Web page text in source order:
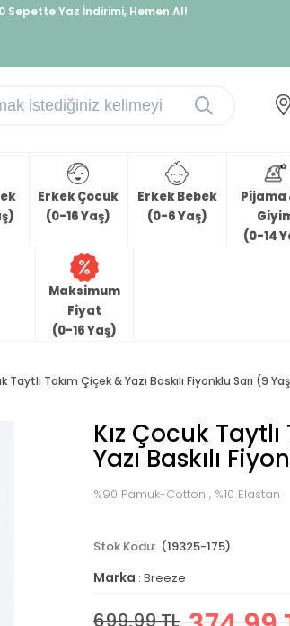
Sepette Yaz İndirimi, Hemen Al!
Erkek Çocuk
(0-16 Yaş)
Erkek Bebek
(0-6 Yaş)
Pijama
(0-14
Maksimum
Fiyat
(0-16 Yaş)
Taytlı Takım Çiçek & Yazı Baskılı Fiyonklu Sarı (9
Kız Çocuk
Yazı Baskılı
%90 Pamuk-Cotton , %10 Elastan
(19325-175)
Marka : Breeze
699,99 TL